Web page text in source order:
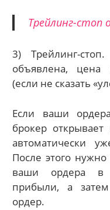
Трейлинг-стоп
3) Трейлинг-
объявлена, цена
(если не сказать
Если ваши
брокер
автоматически
После этого
ваши ордера в
прибыли, а
ордер.